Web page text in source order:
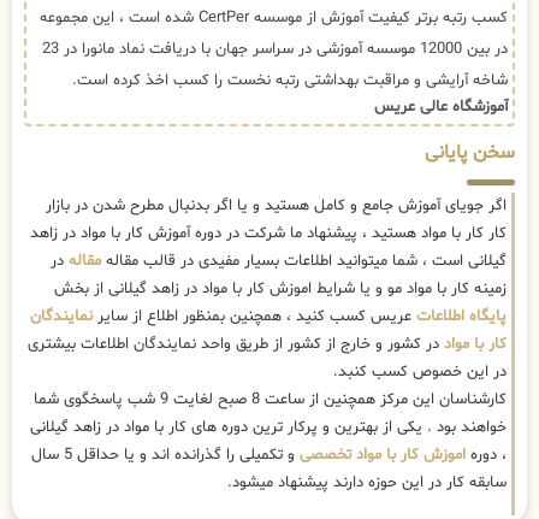
کسب رتبه برتر کیفیت آموزش از موسسه CertPer شده است ، این مجموعه
در بین 12000 موسسه آموزشی در سراسر جهان با دریافت نماد مانورا در 23
شاخه آرایشی و مراقبت بهداشتی رتبه نخست را کسب اخذ کرده است.
آموزشگاه عالی عریس
سخن پایانی
اگر جویای آموزش جامع و کامل هستید و یا اگر بدنبال مطرح شدن در بازار
کار کار با مواد هستید ، پیشنهاد ما شرکت در دوره آموزش کار با مواد در زاهد
گیلانی است ، شما میتوانید اطلاعات بسیار مفیدی در قالب مقاله مقاله در
زمینه کار با مواد مو و یا شرایط اموزش کار با مواد در زاهد گیلانی از بخش
پایگاه اطلاعات عریس کسب کنید ، همچنین بمنظور اطلاع از سایرنمایندگان
کار با مواد در کشور و خارج از کشور از طریق واحد نمایندگان اطلاعات بیشتری
در این خصوص کسب کنبد.
کارشناسان این مرکز همچنین از ساعت 8 صبح لغایت 9 شب پاسخگوی شما
خواهند بود . یکی از بهترین و پرکار ترین دوره های کار با مواد در زاهد گیلانی
، دوره اموزش کار با مواد تخصصی
و تکمیلی را گذرانده اند و یا حداقل 5 سال
سابقه کار در این حوزه دارند پیشنهاد میشود.